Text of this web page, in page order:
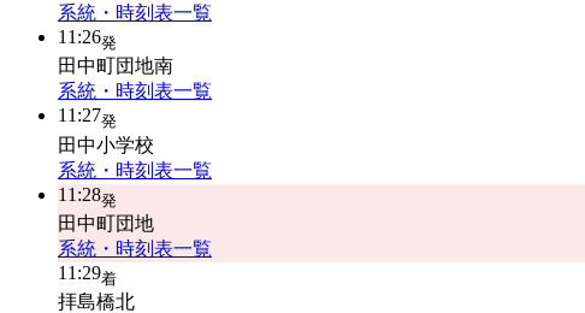
系統・時刻表一覧
11:26発
田中町団地南
系統・時刻表一覧
11:27発
田中小学校
系統・時刻表一覧
11:28発
田中町団地
系統・時刻表一覧
11:29着
拝島橋北